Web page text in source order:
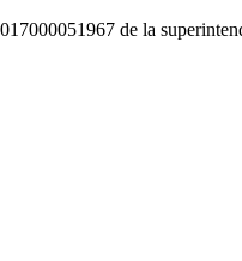
de la